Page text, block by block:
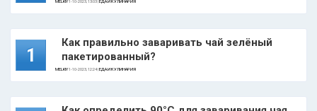
MELKIY1-10-2023, 13:03 |ЕДА И КУЛИНАРИЯ
1
Как правильно заваривать чай зелёный
пакетированный?
MELKIY1-10-2023, 12:24 |ЕДА И КУЛИНАРИЯ